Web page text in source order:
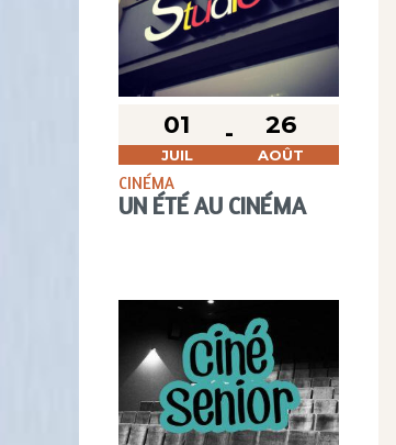
01
JUIL
26
AOÛT
CINÉMA
UN ÉTÉ AU CINÉMA